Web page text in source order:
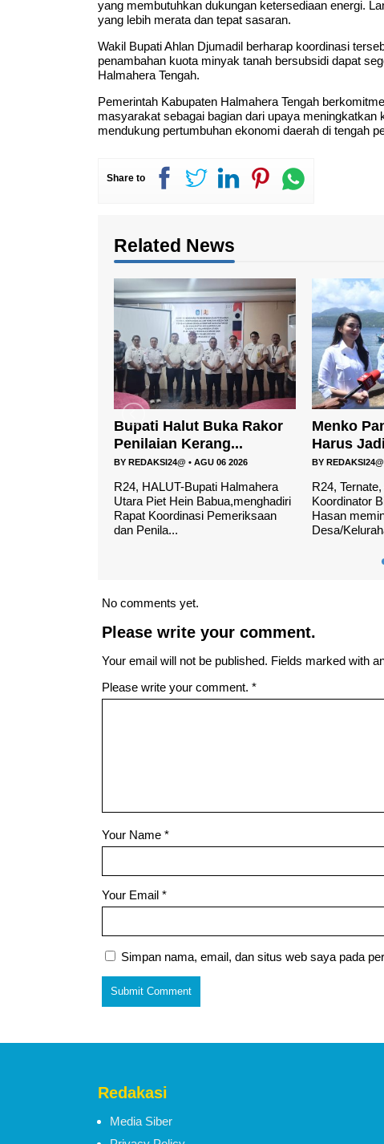
yang membutuhkan dukungan ketersediaan energi.
yang lebih merata dan tepat sasaran.
Wakil Bupati Ahlan Djumadil berharap koordinasi
penambahan kuota minyak tanah bersubsidi dapat
Halmahera Tengah.
Pemerintah Kabupaten Halmahera Tengah
masyarakat sebagai bagian dari upaya
mendukung pertumbuhan ekonomi daerah di tengah
Share to
Related News
Bupati Halut Buka Rakor
Penilaian Kerang...
AGU 06 2026
R24, HALUT-Bupati Halmahera
Utara Piet Hein Babua,menghadiri
Rapat Koordinasi Pemeriksaan
Menko Pangan: KDKMP
Harus Jadi Motor Eko...
BYREDAKSI24@ AGU 05 2026
R24, Ternate, – Menteri
Koordinator Bidang Pangan Zulkifli
Hasan meminta Koperasi
No comments yet.
Please write your comment.
Your email will not be published. Fields marked with
Please write your comment. *
Your Name *
Your Email *
Simpan nama, email, dan situs web saya pada
Redakasi
Media Siber